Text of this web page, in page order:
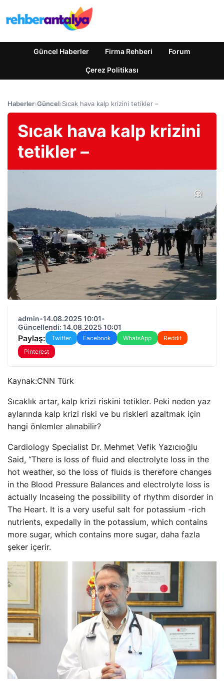
Güncel Haberler Firma Rehberi Forum
Çerez Politikası
Haberler›Güncel›Sıcak hava kalp krizini tetikler –
Sıcak hava kalp krizini
tetikler –
admin•14.08.2025 10:01•
Güncellendi: 14.08.2025 10:01
Paylaş: Twitter Facebook WhatsApp
Reddit
Pinterest
Kaynak:CNN Türk
Sıcaklık artar, kalp krizi riskini tetikler. Peki neden yaz
aylarında kalp krizi riski ve bu riskleri azaltmak için
hangi önlemler alınabilir?
Cardiology Specialist Dr. Mehmet Vefik Yazıcıoğlu
Said, “There is loss of fluid and electrolyte loss in the
hot weather, so the loss of fluids is therefore changes
in the Blood Pressure Balances and electrolyte loss is
actually Incaseing the possibility of rhythm disorder in
The Heart. It is a very useful salt for potassium -rich
nutrients, expedally in the potassium, which contains
more sugar, which contains more sugar, daha fazla
şeker içerir.